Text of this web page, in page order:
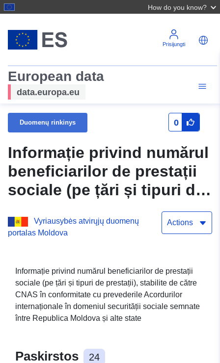
How do you know?
Prisijungti
European data
data.europa.eu
Duomenų rinkinys 0
Informație privind numărul
beneficiarilor de prestații
sociale (pe țări și tipuri de
prestații), stabilite de către
CNAS în conformitate cu
internaționale în domeniul
securității sociale semnate
între Republica Moldova și
alte state
Vyriausybės atvirųjų duomenų
portalas Moldova
Actions
Informație privind numărul beneficiarilor de prestații
sociale (pe țări și tipuri de prestații), stabilite de către
CNAS în conformitate cu prevederile Acordurilor
internaționale în domeniul securității sociale semnate
între Republica Moldova și alte state
Paskirstos 24